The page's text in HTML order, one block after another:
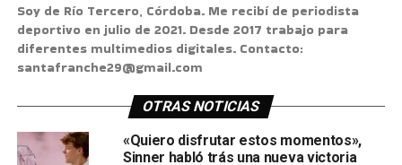
Soy de Río Tercero, Córdoba. Me recibí de periodista
deportivo en julio de 2021. Desde 2017 trabajo para
diferentes multimedios digitales. Contacto:
santafranche29@gmail.com
OTRAS NOTICIAS
«Quiero disfrutar estos momentos»,
Sinner habló trás una nueva victoria